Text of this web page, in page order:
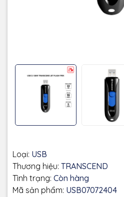
Loại: USB
Thương hiệu: TRANSCEND
Tình trạng: Còn hàng
Mã sản phẩm: USB07072404